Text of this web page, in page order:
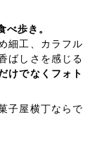
歩き。
細工、カラフル
ばしさを感じる
けでなくフォト
子屋横丁ならで